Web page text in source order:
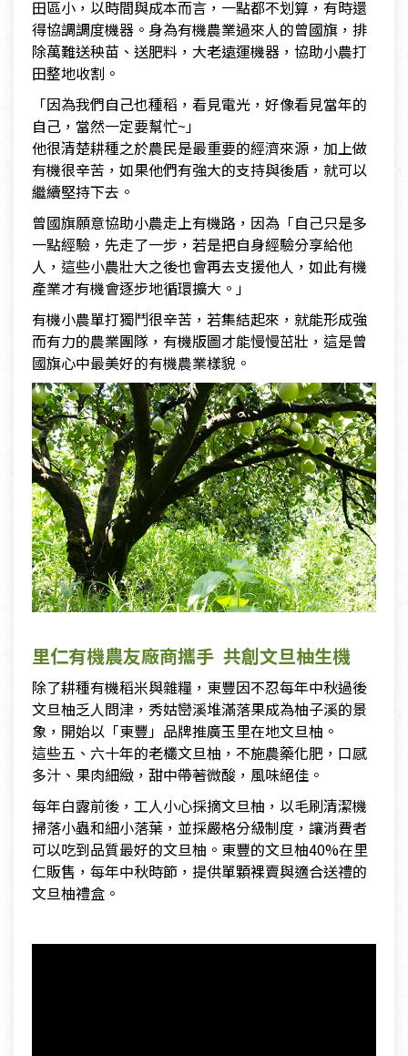
田區小，以時間與成本而言，一點都不划算，有時還
得協調調度機器。身為有機農業過來人的曾國旗，排
除萬難送秧苗、送肥料，大老遠運機器，協助小農打
田整地收割。
「因為我們自己也種稻，看見電光，好像看見當年的
自己，當然一定要幫忙~」
他很清楚耕種之於農民是最重要的經濟來源，加上做
有機很辛苦，如果他們有強大的支持與後盾，就可以
繼續堅持下去。
曾國旗願意協助小農走上有機路，因為「自己只是多
一點經驗，先走了一步，若是把自身經驗分享給他
人，這些小農壯大之後也會再去支援他人，如此有機
產業才有機會逐步地循環擴大。」
有機小農單打獨鬥很辛苦，若集結起來，就能形成強
而有力的農業團隊，有機版圖才能慢慢茁壯，這是曾
國旗心中最美好的有機農業樣貌。
里仁有機農友廠商攜手 共創文旦柚生機
除了耕種有機稻米與雜糧，東豐因不忍每年中秋過後
文旦柚乏人問津，秀姑巒溪堆滿落果成為柚子溪的景
象，開始以「東豐」品牌推廣玉里在地文旦柚。
這些五、六十年的老欉文旦柚，不施農藥化肥，口感
多汁、果肉細緻，甜中帶著微酸，風味絕佳。
每年白露前後，工人小心採摘文旦柚，以毛刷清潔機
掃落小蟲和細小落葉，並採嚴格分級制度，讓消費者
可以吃到品質最好的文旦柚。東豐的文旦柚40%在里
仁販售，每年中秋時節，提供單顆裸賣與適合送禮的
文旦柚禮盒。